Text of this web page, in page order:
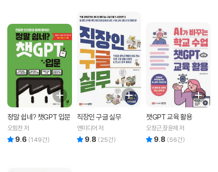
정말 쉽네? 챗GPT 입문
오힘찬 저
9.6 (149건)
직장인 구글 실무
앤미디어 저
9.8 (25건)
챗GPT 교육 활용
오창근,장윤제 저
9.8 (56건)